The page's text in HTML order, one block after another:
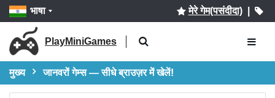
भाषा मेरे गेम(पसंदीदा)|
PlayMiniGames
मुख्य जानवरों गेम्स — सीधे ब्राउज़र में खेलें!